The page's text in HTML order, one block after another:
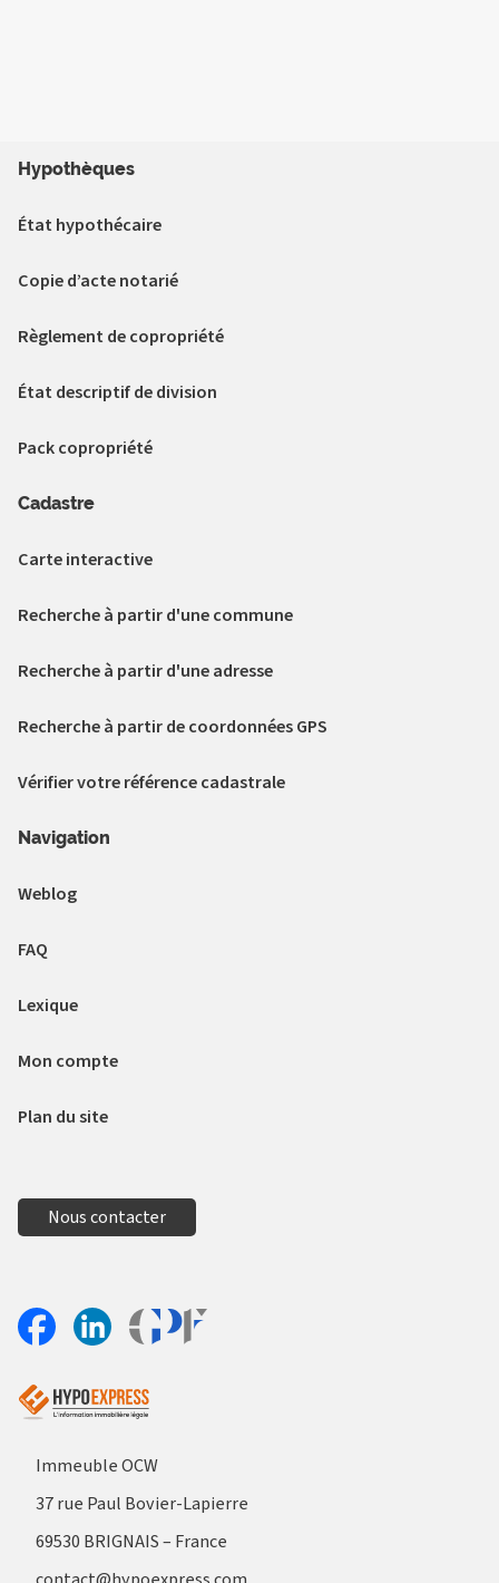
Hypothèques
État hypothécaire
Copie d’acte notarié
Règlement de copropriété
État descriptif de division
Pack copropriété
Cadastre
Carte interactive
Recherche à partir d'une commune
Recherche à partir d'une adresse
Recherche à partir de coordonnées GPS
Vérifier votre référence cadastrale
Navigation
Weblog
FAQ
Lexique
Mon compte
Plan du site
Nous contacter
Immeuble OCW
37 rue Paul Bovier-Lapierre
69530 BRIGNAIS – France